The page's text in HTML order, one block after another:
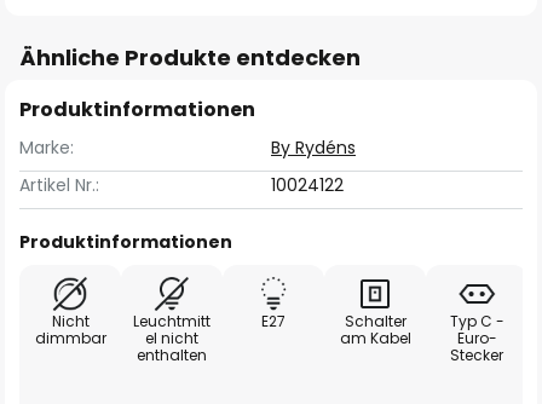
Ähnliche Produkte entdecken
Produktinformationen
Marke:
By Rydéns
Artikel Nr.:
10024122
Produktinformationen
Nicht
dimmbar
Leuchtmitt
el nicht
enthalten
E27
Schalter
am Kabel
Typ C -
Euro-
Stecker